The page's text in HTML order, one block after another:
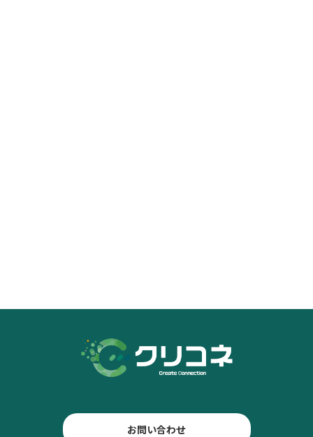
お問い合わせ